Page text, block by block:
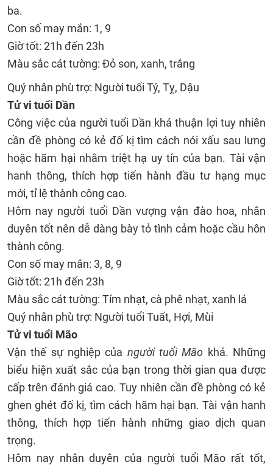
ba.
Con số may mắn: 1, 9
Giờ tốt: 21h đến 23h
Màu sắc cát tường: Đỏ son, xanh, trắng
Quý nhân phù trợ: Người tuổi Tý, Tỵ, Dậu
Tử vi tuổi Dần
Công việc của người tuổi Dần khá thuận lợi tuy nhiên
cần đề phòng có kẻ đố kị tìm cách nói xấu sau lưng
hoặc hãm hại nhằm triệt hạ uy tín của bạn. Tài vận
hanh thông, thích hợp tiến hành đầu tư hạng mục
mới, tỉ lệ thành công cao.
Hôm nay người tuổi Dần vượng vận đào hoa, nhân
duyên tốt nên dễ dàng bày tỏ tình cảm hoặc cầu hôn
thành công.
Con số may mắn: 3, 8, 9
Giờ tốt: 21h đến 23h
Màu sắc cát tường: Tím nhạt, cà phê nhạt, xanh lá
Quý nhân phù trợ: Người tuổi Tuất, Hợi, Mùi
Tử vi tuổi Mão
Vận thế sự nghiệp của người tuổi Mão khá. Những
biểu hiện xuất sắc của bạn trong thời gian qua được
cấp trên đánh giá cao. Tuy nhiên cần đề phòng có kẻ
ghen ghét đố kị, tìm cách hãm hại bạn. Tài vận hanh
thông, thích hợp tiến hành những giao dịch quan
trọng.
Hôm nay nhân duyên của người tuổi Mão rất tốt,